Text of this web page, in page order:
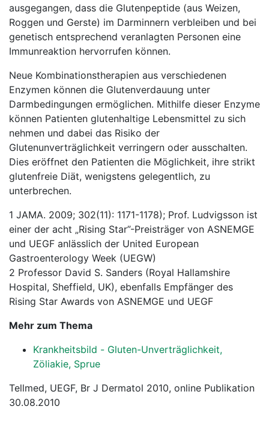
ausgegangen, dass die Glutenpeptide (aus Weizen,
Roggen und Gerste) im Darminnern verbleiben und bei
genetisch entsprechend veranlagten Personen eine
Immunreaktion hervorrufen können.
Neue Kombinationstherapien aus verschiedenen
Enzymen können die Glutenverdauung unter
Darmbedingungen ermöglichen. Mithilfe dieser Enzyme
können Patienten glutenhaltige Lebensmittel zu sich
nehmen und dabei das Risiko der
Glutenunverträglichkeit verringern oder ausschalten.
Dies eröffnet den Patienten die Möglichkeit, ihre strikt
glutenfreie Diät, wenigstens gelegentlich, zu
unterbrechen.
1 JAMA. 2009; 302(11): 1171-1178); Prof. Ludvigsson ist
einer der acht „Rising Star”-Preisträger von ASNEMGE
und UEGF anlässlich der United European
Gastroenterology Week (UEGW)
2 Professor David S. Sanders (Royal Hallamshire
Hospital, Sheffield, UK), ebenfalls Empfänger des
Rising Star Awards von ASNEMGE und UEGF
Mehr zum Thema
Krankheitsbild - Gluten-Unverträglichkeit,
Zöliakie, Sprue
Tellmed, UEGF, Br J Dermatol 2010, online Publikation
30.08.2010